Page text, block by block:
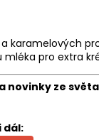
karamelových
pro extra
novinky ze
dál: